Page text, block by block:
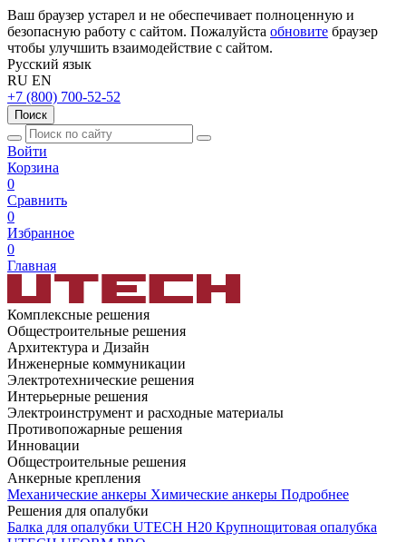
Ваш браузер устарел и не обеспечивает полноценную и
безопасную работу с сайтом. Пожалуйста обновите браузер
чтобы улучшить взаимодействие с сайтом.
Русский язык
RU EN
+7 (800) 700-52-52
Поиск
Войти
Корзина
0
Сравнить
0
Избранное
0
Главная
Комплексные решения
Общестроительные решения
Архитектура и Дизайн
Инженерные коммуникации
Электротехнические решения
Интерьерные решения
Электроинструмент и расходные материалы
Противопожарные решения
Инновации
Общестроительные решения
Анкерные крепления
Механические анкеры Химические анкеры Подробнее
Решения для опалубки
Балка для опалубки UTECH H20 Крупнощитовая опалубка